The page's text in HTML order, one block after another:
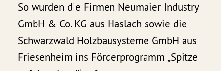
So wurden die Firmen Neumaier Industry
GmbH & Co. KG aus Haslach sowie die
Schwarzwald Holzbausysteme GmbH aus
Friesenheim ins Förderprogramm „Spitze